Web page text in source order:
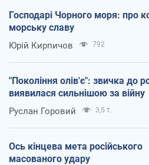
Господарі Чорного моря: про
морську славу
Юрій Кирпичов 792
"Покоління олів'є": звичка до
виявилася сильнішою за війну
Руслан Горовий 3,5 т.
Ось кінцева мета російського
масованого удару